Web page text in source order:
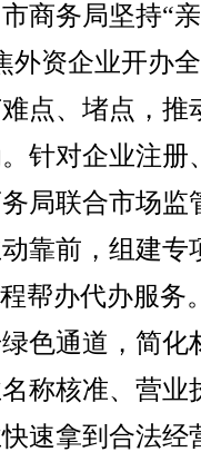
务局坚持“
外资企业开办
点、堵点，推
针对企业注册
局联合市场监
靠前，组建专
帮办代办服务
色通道，简化
称核准、营业
速拿到合法经